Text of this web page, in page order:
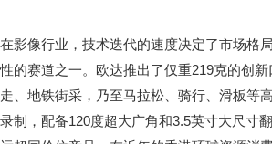
在影像行业，技术迭代的速度决定了市场格
性的赛道之一。欧达推出了仅重219克的创
走、地铁街采，乃至马拉松、骑行、滑板等
录制，配备120度超大广角和3.5英寸大尺寸